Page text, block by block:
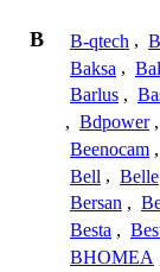
B B-qtech ,
Baksa ,
Barlus ,
, Bdpower ,
Beenocam ,
Bell , Belle
Bersan ,
Besta ,
BHOMEA